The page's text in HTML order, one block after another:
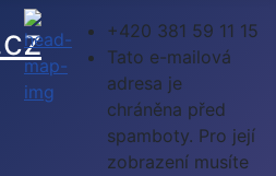
+420 381 59 11 15
Tato e-mailová
adresa je
chráněna před
spamboty. Pro její
zobrazení musíte